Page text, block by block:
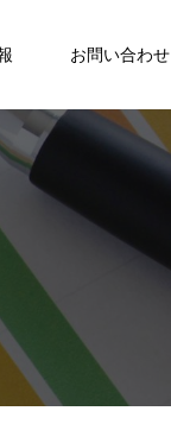
お問い合わせ